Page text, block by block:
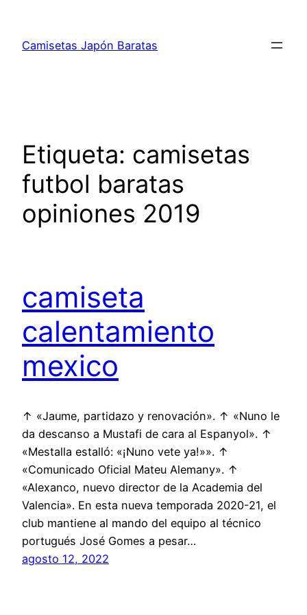
contenido
Camisetas Japón Baratas
Etiqueta: camisetas
futbol baratas
opiniones 2019
camiseta
calentamiento
mexico
↑ «Jaume, partidazo y renovación». ↑ «Nuno le
da descanso a Mustafi de cara al Espanyol». ↑
«Mestalla estalló: «¡Nuno vete ya!»». ↑
«Comunicado Oficial Mateu Alemany». ↑
«Alexanco, nuevo director de la Academia del
Valencia». En esta nueva temporada 2020-21, el
club mantiene al mando del equipo al técnico
portugués José Gomes a pesar…
agosto 12, 2022